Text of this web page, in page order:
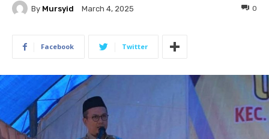
By Mursyid March 4, 2025 0
Facebook Twitter